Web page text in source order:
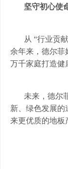
坚守初心使
从 “行业贡
余年来，德尔菲
万千家庭打造健
未来，德尔
新、绿色发展
来更优质的地板